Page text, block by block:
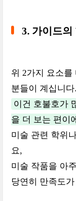
3. 가이드의
위 2가지 요소
분들이 계십니다.
이건 호불호가
을 더 보는 편이
미술 관련 학위
요,
미술 작품을 아
당연히 만족도